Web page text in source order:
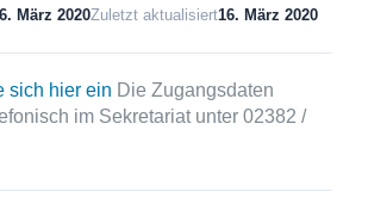
März 2020Zuletzt aktualisiert16. März 2020
sich hier ein Die Zugangsdaten
im Sekretariat unter 02382 /